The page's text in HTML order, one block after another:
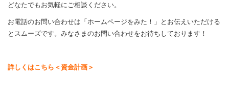
どなたでもお気軽にご相談ください。
お電話のお問い合わせは「ホームページをみた！」とお伝えいただける
とスムーズです。みなさまのお問い合わせをお待ちしております！
詳しくはこちら＜資金計画＞